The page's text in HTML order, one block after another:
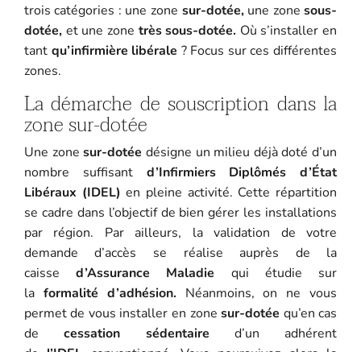
trois catégories : une zone sur-dotée,une zonesous-
dotée,et une zone très sous-dotée. Où s’installer en
tant qu’infirmière libérale ? Focus sur ces différentes
zones.
La démarche de souscription dans la
zone sur-dotée
Une zonesur-dotée désigne un milieu déjà doté d’un
nombre suffisant d’Infirmiers Diplômés d’État
Libéraux (IDEL) en pleine activité. Cette répartition
se cadre dans l’objectif de bien gérer les installations
par région. Par ailleurs, la validation de votre
demande d’accès se réalise auprès de la
caissed’Assurance Maladie qui étudie sur
la formalité d’adhésion. Néanmoins, on ne vous
permet de vous installer en zonesur-dotée qu’en cas
decessation sédentaire d’un adhérent